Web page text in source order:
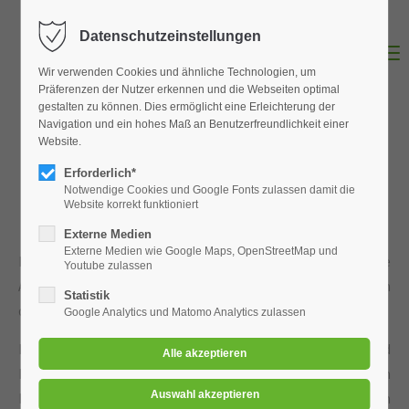
Login
Benutzername
Passwort
Support
Generalistische Pflegeausbildung, die
neue Chance für Dich!
Die generalistische Pflegeausbildung ist eine neue, zeitgemäße
Ausbildung und verbindet seit 2020 die bisherigen Ausbildungen
der Alten-, Kranken- und Kinderkrankenpflege.
Die Ausbildung besteht aus theoretischem Unterricht und
Praxiseinsätzen. Dazu gehören Einsätze in einer stationären
Pflegeeinrichtung, einem Krankenhaus, einem ambulanten
Datenschutzeinstellungen
Wir verwenden Cookies und ähnliche Technologien, um
Präferenzen der Nutzer erkennen und die Webseiten optimal
gestalten zu können. Dies ermöglicht eine Erleichterung der
Navigation und ein hohes Maß an Benutzerfreundlichkeit einer
Website.
Erforderlich*
Notwendige Cookies und Google Fonts zulassen damit die
Website korrekt funktioniert
Externe Medien
Externe Medien wie Google Maps, OpenStreetMap und
Youtube zulassen
Statistik
Google Analytics und Matomo Analytics zulassen